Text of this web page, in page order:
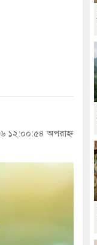
১২:০০:৫৪ অপরাহ্ন